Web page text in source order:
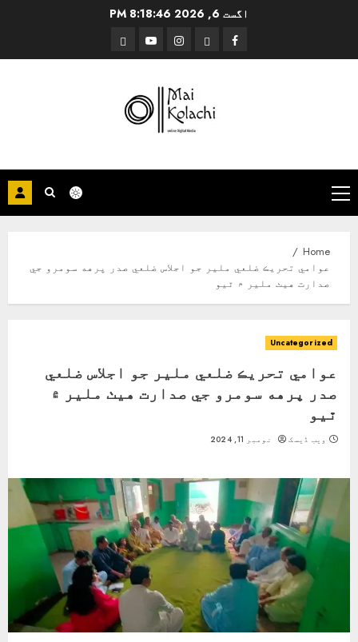
اگست 6, 2026 8:18:47 PM
Facebook
Instagram
YouTube
Threads
Primary
Menu
Home
عوامي تحريڪ ضلعي ملير جو اجلاس ضلعي صدر پرهه سومرو جي
صدارت هيٺ ملير ۾ ٿيو
Uncategorized
عوامي تحريڪ ضلعي ملير جو اجلاس ضلعي
صدر پرهه سومرو جي صدارت هيٺ ملير ۾
ٿيو
ویب ڈیسک نومبر 11, 2024